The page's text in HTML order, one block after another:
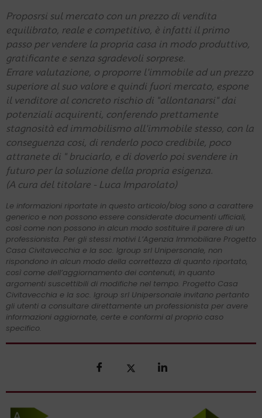
Proposrsi sul mercato con un prezzo di vendita
equilibrato, reale e competitivo, è infatti il primo
passo per vendere la propria casa in modo produttivo,
gratificante e senza sgradevoli sorprese.
Errare valutazione, o proporre l'immobile ad un prezzo
superiore al suo valore e quindi fuori mercato, espone
il venditore al concreto rischio di "allontanarsi" dai
potenziali acquirenti, conferendo prettamente
stagnosità ed immobilismo all'immobile stesso, con la
conseguenza cosi, di renderlo poco credibile, poco
attranete di " bruciarlo, e di doverlo poi svendere in
futuro per la soluzione della propria esigenza.
(A cura del titolare - Luca Imparolato)
Le informazioni riportate in questo articolo/blog sono a carattere
generico e non possono essere considerate documenti ufficiali,
così come non possono in alcun modo sostituire il parere di un
professionista. Per gli stessi motivi L’Agenzia Immobiliare Progetto
Casa Civitavecchia e la soc. Igroup srl Unipersonale, non
rispondono in alcun modo della correttezza di quanto riportato,
così come dell’aggiornamento dei contenuti, in quanto
argomenti suscettibili di modifiche nel tempo. Progetto Casa
Civitavecchia e la soc. Igroup srl Unipersonale invitano pertanto
gli utenti a consultare direttamente un professionista per avere
informazioni aggiornate, certe e conformi al proprio caso
specifico.